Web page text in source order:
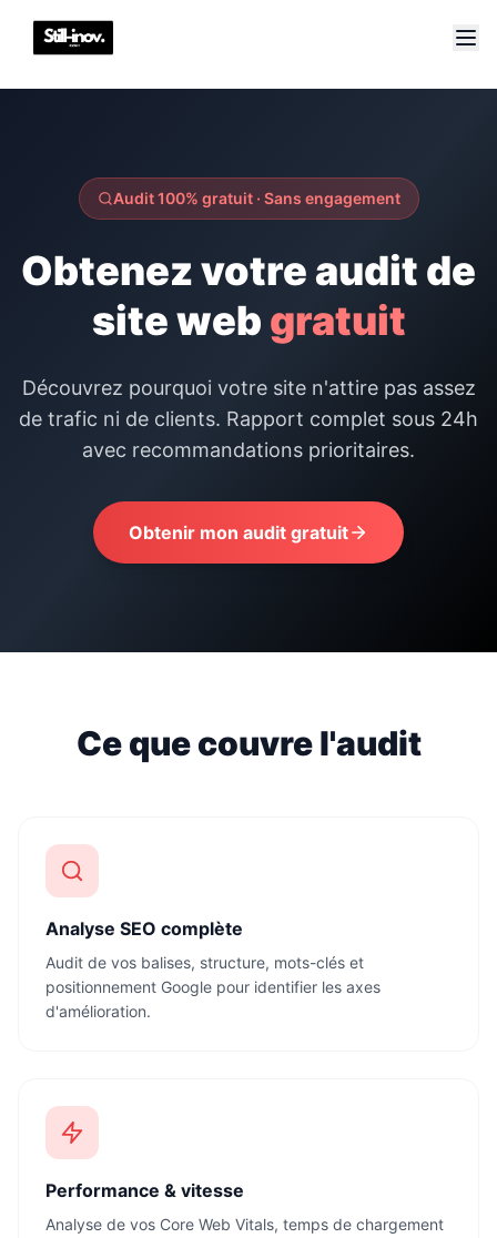
Audit 100% gratuit · Sans engagement
Obtenez votre audit de
site web gratuit
Découvrez pourquoi votre site n'attire pas assez
de trafic ni de clients. Rapport complet sous 24h
avec recommandations prioritaires.
Obtenir mon audit gratuit
Ce que couvre l'audit
Analyse SEO complète
Audit de vos balises, structure, mots-clés et
positionnement Google pour identifier les axes
d'amélioration.
Performance & vitesse
Analyse de vos Core Web Vitals, temps de chargement